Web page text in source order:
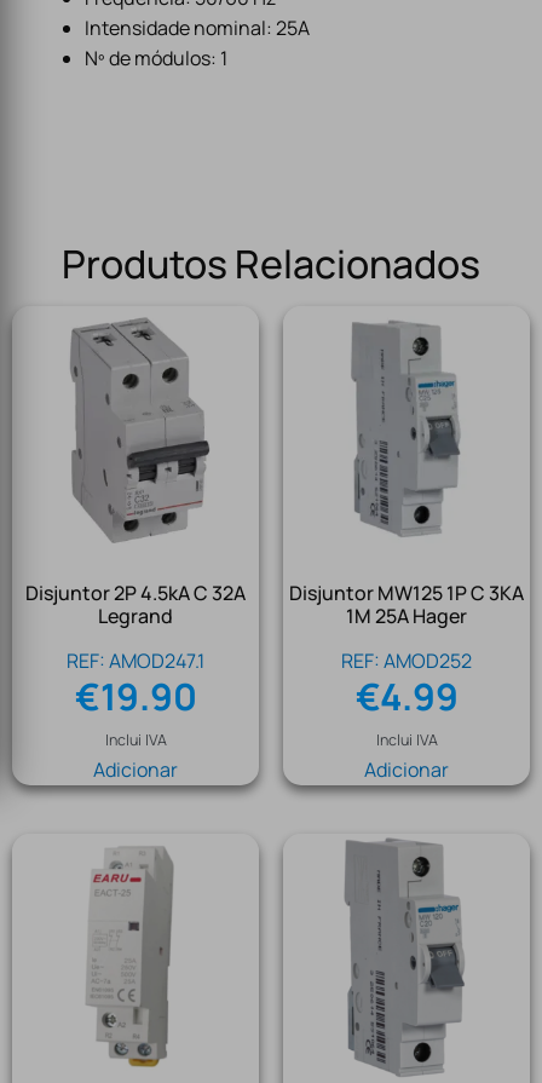
Intensidade nominal: 25A
Nº de módulos: 1
Produtos Relacionados
Disjuntor 2P 4.5kA C 32A
Legrand
REF: AMOD247.1
€19.90
Inclui IVA
Adicionar
Disjuntor MW125 1P C 3KA
1M 25A Hager
REF: AMOD252
€4.99
Inclui IVA
Adicionar